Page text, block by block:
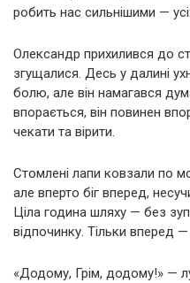
робить нас сильнішими —
Олександр прихилився до
згущалися. Десь у далині
болю, але він намагався
впорається, він повинен
чекати та вірити.
Стомлені лапи ковзали по
але вперто біг вперед,
Ціла година шляху — без
відпочинку. Тільки вперед
«Додому, Грім, додому!» —